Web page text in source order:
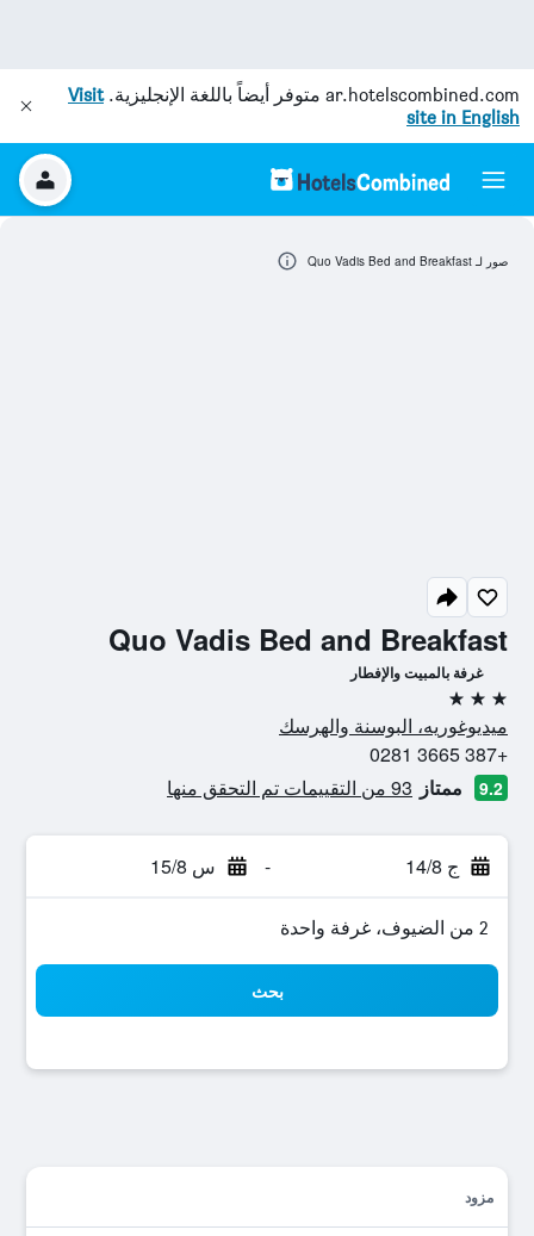
ar.hotelscombined.com متوفر أيضاً باللغة الإنجليزية.Visit
site in English
Quo Vadis Bed and Breakfast
غرفة بالمبيت والإفطار
3 نجوم
ميديوغوريه، البوسنة والهرسك
+387 3665 0281
9.2 ممتاز 93 من التقييمات تم التحقق منها
ج 14/8 - س 15/8
2 من الضيوف، غرفة واحدة
بحث
مزود
صور لـ Quo Vadis Bed and Breakfast